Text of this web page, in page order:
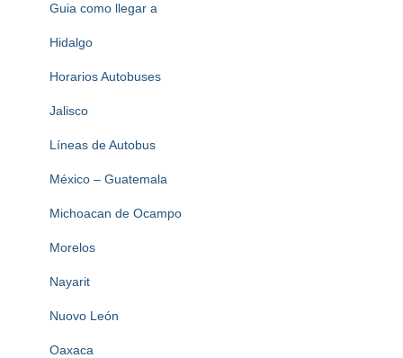
Guia como llegar a
Hidalgo
Horarios Autobuses
Jalisco
Líneas de Autobus
México – Guatemala
Michoacan de Ocampo
Morelos
Nayarit
Nuovo León
Oaxaca